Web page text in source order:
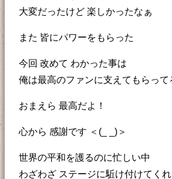
大変だったけど 楽しかったなぁ
また 皆にパワーをもらった
今回 改めて わかった事は
俺は最高のファンに支えてもらって
おまえら 最高だよ！
心から 感謝です ＜(_ _)＞
世界の平和を護るのに忙しい中
わざわざ ステージに駈け付けてく